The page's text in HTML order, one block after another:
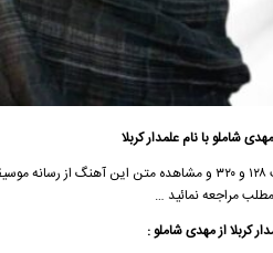
شاملو با نام علمدار کربلا
رسانه
مراجعه نمائید …
کربلا از مهدی شاملو :